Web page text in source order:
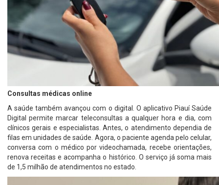
Consultas médicas online
A saúde também avançou com o digital. O aplicativo Piauí Saúde
Digital permite marcar teleconsultas a qualquer hora e dia, com
clínicos gerais e especialistas. Antes, o atendimento dependia de
filas em unidades de saúde. Agora, o paciente agenda pelo celular,
conversa com o médico por videochamada, recebe orientações,
renova receitas e acompanha o histórico. O serviço já soma mais
de 1,5 milhão de atendimentos no estado.